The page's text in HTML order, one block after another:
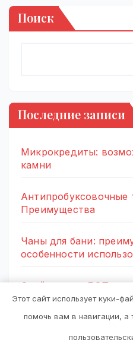
Поиск
Последние записи
Микрокредиты:
камни
Антипробуксовочные
Преимущества
Чаны для бани:
особенности
Стойки опор ЛЭП
Малярный скотч: Ваш
помощник при
Этот сайт использует куки-
помочь вам в навигации, а